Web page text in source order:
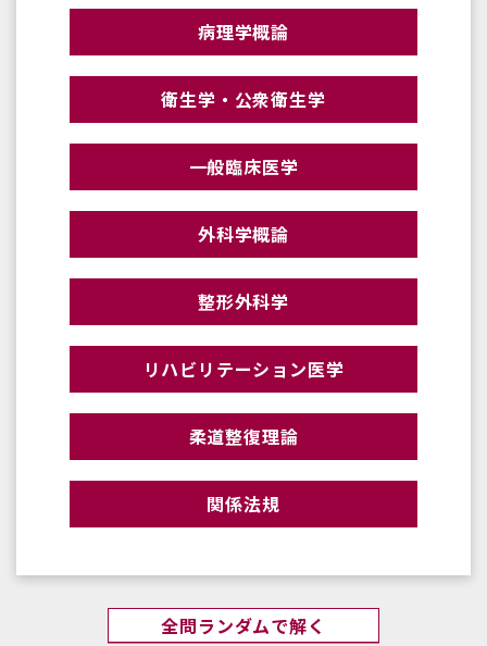
病理学概論
衛生学・公衆衛生学
一般臨床医学
外科学概論
整形外科学
リハビリテーション医学
柔道整復理論
関係法規
全問ランダムで解く